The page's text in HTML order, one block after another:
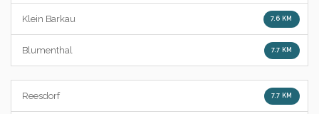
Klein Barkau 7.6 KM
Blumenthal 7.7 KM
Reesdorf 7.7 KM